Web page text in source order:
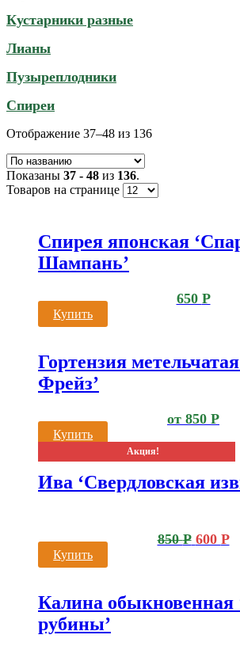
Кустарники разные
Лианы
Пузыреплодники
Спиреи
Отображение 37–48 из 136
Показаны 37 - 48 из 136.
Товаров на странице
Спирея японская
Шампань’
650 Р
Купить
Гортензия
Фрейз’
от 850 Р
Купить
Акция!
Ива ‘Свердловская
850Р 600 Р
Купить
Калина обыкновенная
рубины’